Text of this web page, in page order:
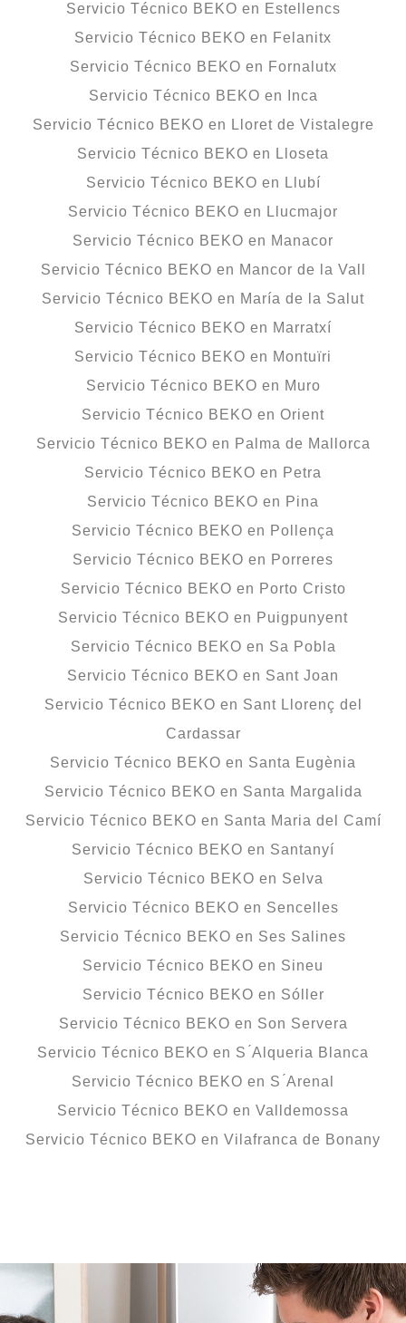
Servicio Técnico BEKO en Estellencs
Servicio Técnico BEKO en Felanitx
Servicio Técnico BEKO en Fornalutx
Servicio Técnico BEKO en Inca
Servicio Técnico BEKO en Lloret de Vistalegre
Servicio Técnico BEKO en Lloseta
Servicio Técnico BEKO en Llubí
Servicio Técnico BEKO en Llucmajor
Servicio Técnico BEKO en Manacor
Servicio Técnico BEKO en Mancor de la Vall
Servicio Técnico BEKO en María de la Salut
Servicio Técnico BEKO en Marratxí
Servicio Técnico BEKO en Montuïri
Servicio Técnico BEKO en Muro
Servicio Técnico BEKO en Orient
Servicio Técnico BEKO en Palma de Mallorca
Servicio Técnico BEKO en Petra
Servicio Técnico BEKO en Pina
Servicio Técnico BEKO en Pollença
Servicio Técnico BEKO en Porreres
Servicio Técnico BEKO en Porto Cristo
Servicio Técnico BEKO en Puigpunyent
Servicio Técnico BEKO en Sa Pobla
Servicio Técnico BEKO en Sant Joan
Servicio Técnico BEKO en Sant Llorenç del
Cardassar
Servicio Técnico BEKO en Santa Eugènia
Servicio Técnico BEKO en Santa Margalida
Servicio Técnico BEKO en Santa Maria del Camí
Servicio Técnico BEKO en Santanyí
Servicio Técnico BEKO en Selva
Servicio Técnico BEKO en Sencelles
Servicio Técnico BEKO en Ses Salines
Servicio Técnico BEKO en Sineu
Servicio Técnico BEKO en Sóller
Servicio Técnico BEKO en Son Servera
Servicio Técnico BEKO en S ́Alqueria Blanca
Servicio Técnico BEKO en S ́Arenal
Servicio Técnico BEKO en Valldemossa
Servicio Técnico BEKO en Vilafranca de Bonany